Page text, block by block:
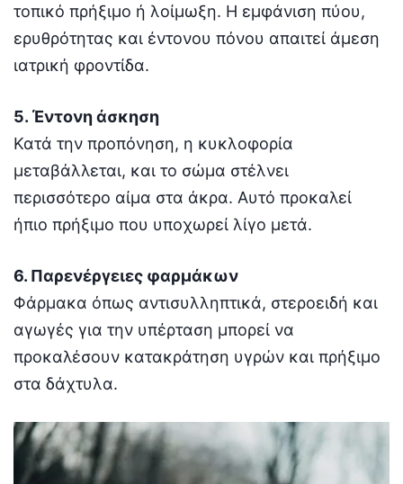
τοπικό πρήξιμο ή λοίμωξη. Η εμφάνιση πύου,
ερυθρότητας και έντονου πόνου απαιτεί άμεση
ιατρική φροντίδα.
5. Έντονη άσκηση
Κατά την προπόνηση, η κυκλοφορία
μεταβάλλεται, και το σώμα στέλνει
περισσότερο αίμα στα άκρα. Αυτό προκαλεί
ήπιο πρήξιμο που υποχωρεί λίγο μετά.
6. Παρενέργειες φαρμάκων
Φάρμακα όπως αντισυλληπτικά, στεροειδή και
αγωγές για την υπέρταση μπορεί να
προκαλέσουν κατακράτηση υγρών και πρήξιμο
στα δάχτυλα.